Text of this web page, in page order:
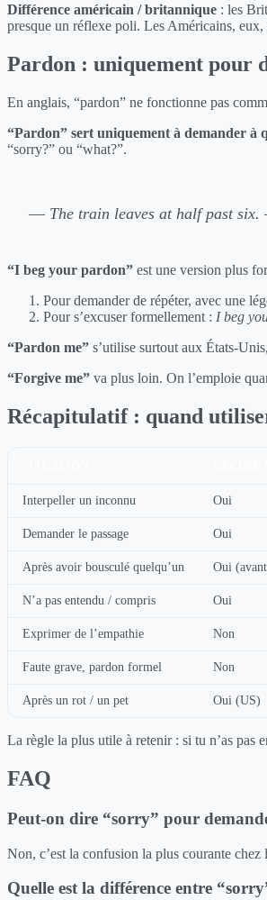
Différence américain / britannique : les
presque un réflexe poli. Les Américains,
Pardon : uniquement pour
En anglais, “pardon” ne fonctionne pas
“Pardon” sert uniquement à demander à
“sorry?” ou “what?”.
— The train leaves at half past six.
“I beg your pardon” est une version plus
Pour demander de répéter, avec une
Pour s’excuser formellement : I beg
“Pardon me” s’utilise surtout aux États-
“Forgive me” va plus loin. On l’emploie
Récapitulatif : quand
Interpeller un inconnu Oui
Demander le passage Oui
Après avoir bousculé quelqu’un Oui
N’a pas entendu / compris Oui
Exprimer de l’empathie Non
Faute grave, pardon formel Non
Après un rot / un pet Oui (US)
La règle la plus utile à retenir : si tu n’as pas
FAQ
Peut-on dire “sorry” pour
Non, c’est la confusion la plus courante chez
Quelle est la différence entre